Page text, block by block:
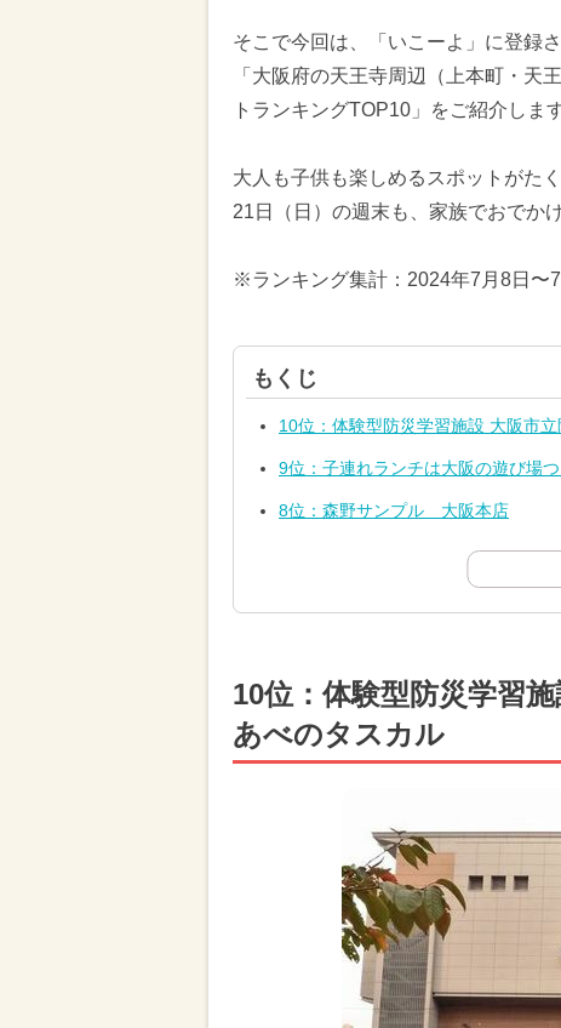
そこで今回は、「いこーよ」に登録
「大阪府の天王寺周辺（上本町・天
トランキングTOP10」をご紹介します
大人も子供も楽しめるスポットがた
21日（日）の週末も、家族でおでか
※ランキング集計：2024年7月8日〜7
もくじ
10位：体験型防災学習施設 大阪市
9位：子連れランチは大阪の遊び場
8位：森野サンプル 大阪本店
10位：体験型防災学習
あべのタスカル